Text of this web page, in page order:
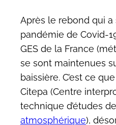
Après le rebond qui a
pandémie de Covid-
GES de la France
se sont maintenues
baissière. C’est ce
Citepa (Centre
technique d’études
atmosphérique),